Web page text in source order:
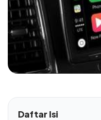
Daftar Isi